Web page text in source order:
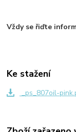
Vždy se řiďte
Ke stažení
_ps_807oil-